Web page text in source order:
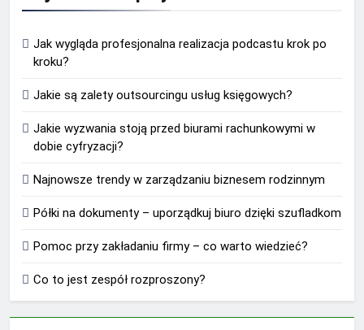
Jak wygląda profesjonalna realizacja podcastu krok po
kroku?
Jakie są zalety outsourcingu usług księgowych?
Jakie wyzwania stoją przed biurami rachunkowymi w
dobie cyfryzacji?
Najnowsze trendy w zarządzaniu biznesem rodzinnym
Półki na dokumenty – uporządkuj biuro dzięki szufladkom
Pomoc przy zakładaniu firmy – co warto wiedzieć?
Co to jest zespół rozproszony?